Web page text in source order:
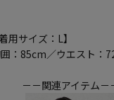
サイズ：L】
：85cm／ウエスト：
－－関連アイテム－